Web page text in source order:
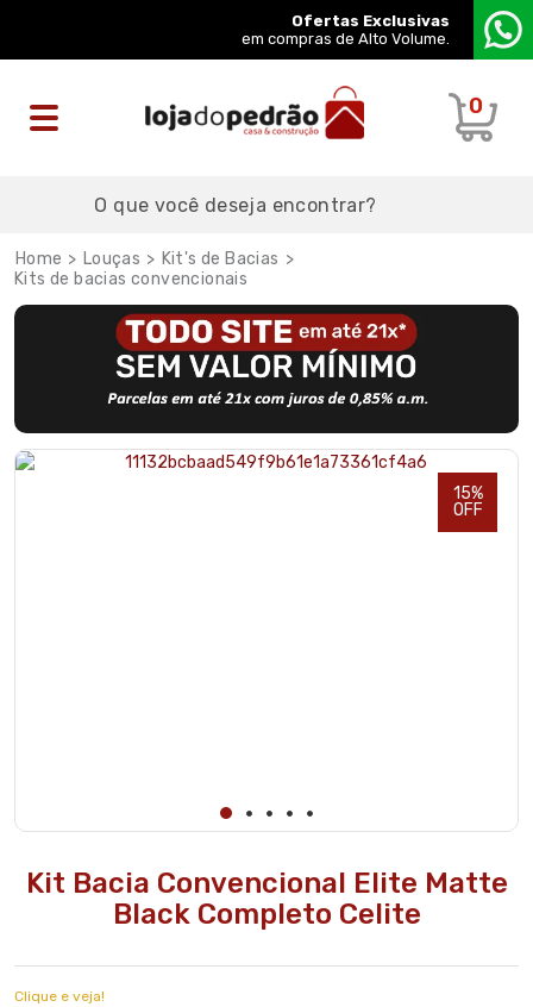
Ofertas Exclusivas
em compras de Alto Volume.
0
Louças
Kit's de Bacias
Kits de bacias convencionais
15%
OFF
Kit Bacia Convencional Elite Matte
Black Completo Celite
Clique e veja!